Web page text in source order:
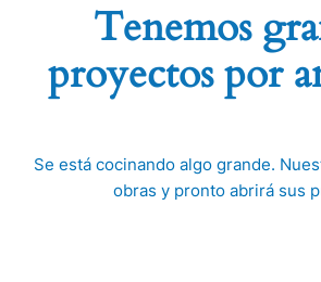
Tenemos
proyectos por
Se está cocinando algo grande.
obras y pronto abrirá sus